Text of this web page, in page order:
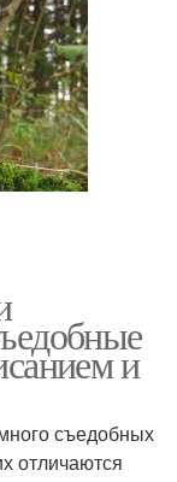
и
съедобных
отличаются